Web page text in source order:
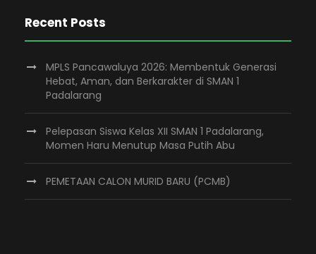
Recent Posts
MPLS Pancawaluya 2026: Membentuk Generasi
Hebat, Aman, dan Berkarakter di SMAN 1
Padalarang
Pelepasan Siswa Kelas XII SMAN 1 Padalarang,
Momen Haru Menutup Masa Putih Abu
PEMETAAN CALON MURID BARU (PCMB)